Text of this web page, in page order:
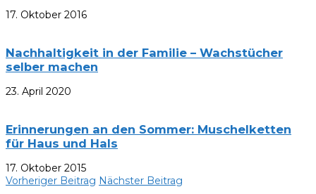
17. Oktober 2016
Nachhaltigkeit in der Familie – Wachstücher
selber machen
23. April 2020
Erinnerungen an den Sommer: Muschelketten
für Haus und Hals
17. Oktober 2015
Vorheriger Beitrag Nächster Beitrag